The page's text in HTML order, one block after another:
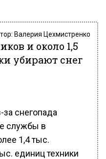
Валерия Цехмистренко
и около 1,5
убирают снег
снегопада
службы в
1,4 тыс.
единиц техники